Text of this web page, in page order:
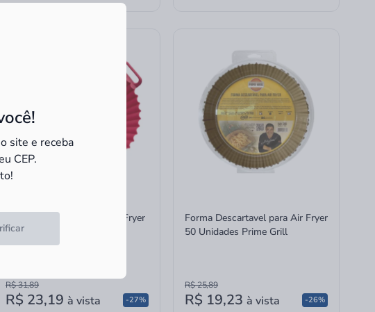
site e receba
CEP.
Forma de Silicone para Air Fryer
Prime Grill
R$ 31,89
R$ 23,19 à vista -27%
Forma Descartavel para Air Fryer
50 Unidades Prime Grill
R$ 25,89
R$ 19,23 à vista -26%